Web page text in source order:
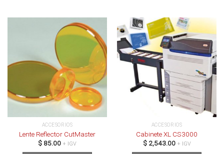
tiene
múltiples
variantes.
Las
opciones
pueden
elegir
en
de
producto
ACCESORIOS
Lente Reflector CutMaster
$ 85.00 + IGV
ACCESORIOS
Cabinete XL CS3000
$2,543.00 + IGV